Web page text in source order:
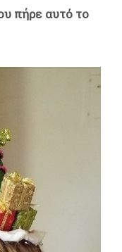
πήρε αυτό το